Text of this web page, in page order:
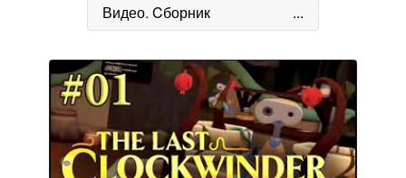
Видео. Cборник ...